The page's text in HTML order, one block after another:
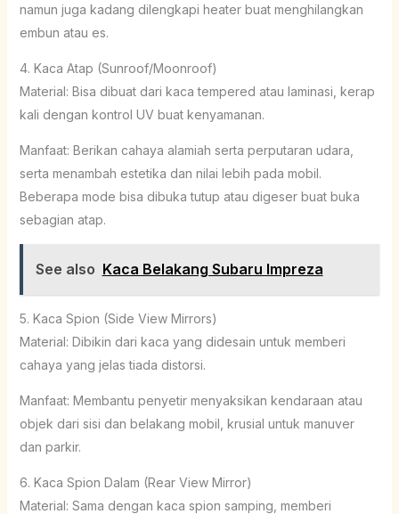
namun juga kadang dilengkapi heater buat menghilangkan
embun atau es.
4. Kaca Atap (Sunroof/Moonroof)
Material: Bisa dibuat dari kaca tempered atau laminasi, kerap
kali dengan kontrol UV buat kenyamanan.
Manfaat: Berikan cahaya alamiah serta perputaran udara,
serta menambah estetika dan nilai lebih pada mobil.
Beberapa mode bisa dibuka tutup atau digeser buat buka
sebagian atap.
See also Kaca Belakang Subaru Impreza
5. Kaca Spion (Side View Mirrors)
Material: Dibikin dari kaca yang didesain untuk memberi
cahaya yang jelas tiada distorsi.
Manfaat: Membantu penyetir menyaksikan kendaraan atau
objek dari sisi dan belakang mobil, krusial untuk manuver
dan parkir.
6. Kaca Spion Dalam (Rear View Mirror)
Material: Sama dengan kaca spion samping, memberi